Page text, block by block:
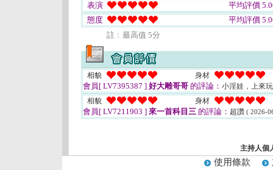
表演
平均評價
態度
平均評價
註﹕最高值 5分
相貌 身材
會員[ LV7395387 ] 好大雕哥哥 的評論： 小淫娃，上來
相貌
身材
會員[ LV7211903 ] 來一首科目三 的評論： 超讚 ( 2026-
主持人個
使用條款